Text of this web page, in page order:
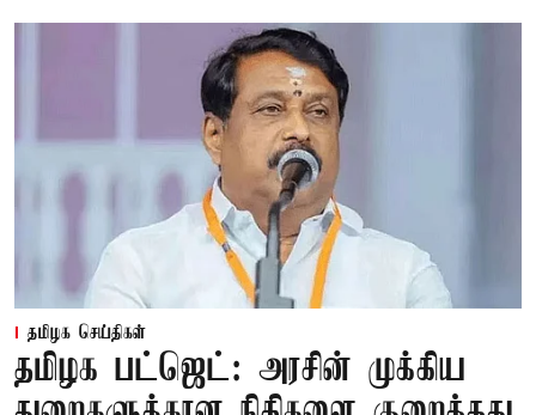
தமிழக செய்திகள்
தமிழக பட்ஜெட்: அரசின் முக்கிய